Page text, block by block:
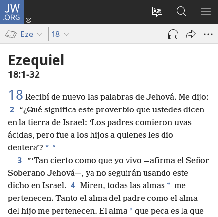
JW.ORG
Cambiar
idioma
del sitio
Iniciar
sesión
en
jw.org
Eze 18
Ezequiel
18:1-32
18 Recibí de nuevo las palabras de Jehová. Me dijo:
2
“¿Qué significa este proverbio que ustedes dicen
en la tierra de Israel: ‘Los padres comieron uvas
ácidas, pero fue a los hijos a quienes les dio
dentera’? * a
3
”‘Tan cierto como que yo vivo —afirma el Señor
Soberano Jehová—, ya no seguirán usando este
dicho en Israel. 4 Miren, todas las almas * me
pertenecen. Tanto el alma del padre como el alma
del hijo me pertenecen. El alma * que peca es la que